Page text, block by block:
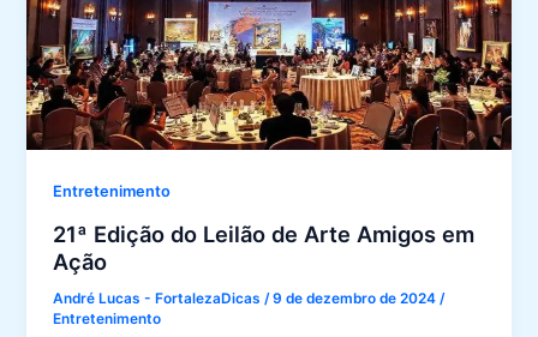
Entretenimento
21ª Edição do Leilão de Arte Amigos em
Ação
André Lucas - FortalezaDicas /9 de dezembro de 2024 /
Entretenimento